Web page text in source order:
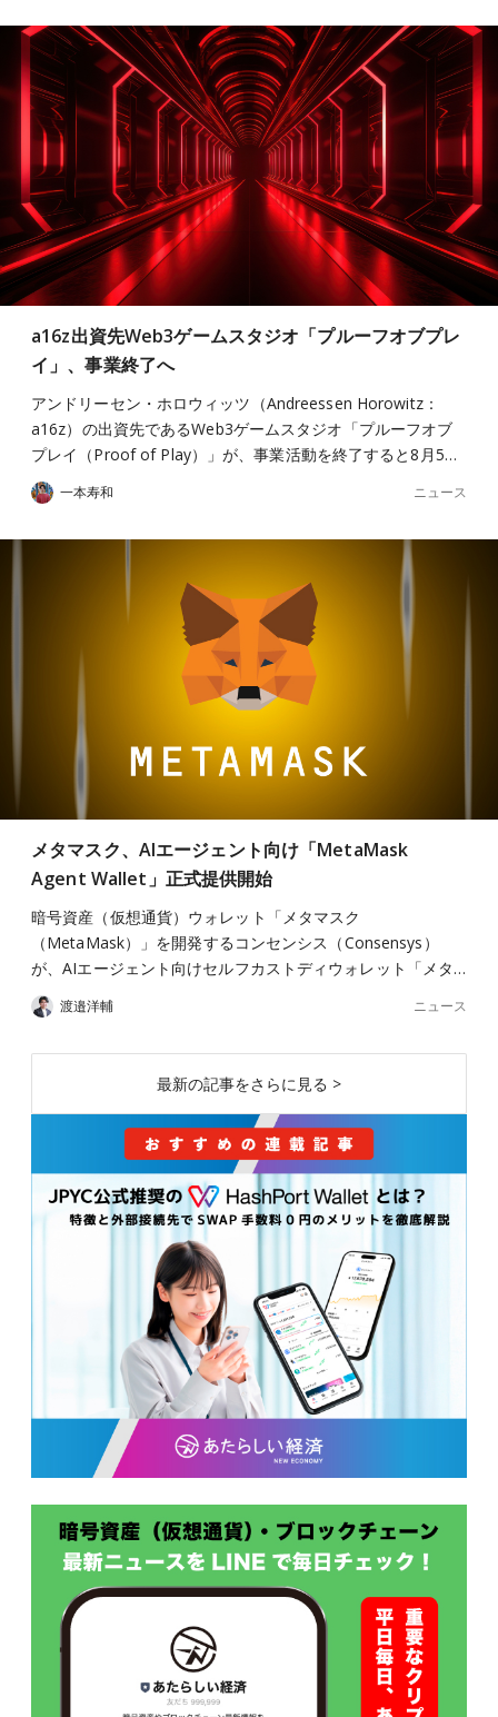
a16z出資先Web3ゲームスタジオ「プルーフオブプレ
イ」、事業終了へ
アンドリーセン・ホロウィッツ（Andreessen Horowitz：
a16z）の出資先であるWeb3ゲームスタジオ「プルーフオブ
プレイ（Proof of Play）」が、事業活動を終了すると8月5…
一本寿和 ニュース
メタマスク、AIエージェント向け「MetaMask
Agent Wallet」正式提供開始
暗号資産（仮想通貨）ウォレット「メタマスク
（MetaMask）」を開発するコンセンシス（Consensys）
が、AIエージェント向けセルフカストディウォレット「メタ…
渡邉洋輔 ニュース
最新の記事をさらに見る >